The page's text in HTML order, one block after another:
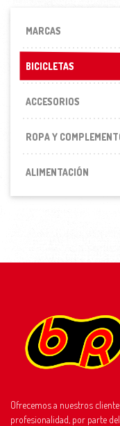
MARCAS
BICICLETAS
BICICLETAS
ACCESORIOS
ROPA Y
ALIMENTACIÓN
Ofrecemos a nuestros
profesionalidad, por parte